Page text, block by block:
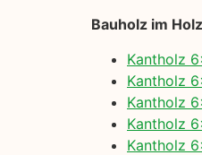
Bauholz im
Kantholz
Kantholz
Kantholz
Kantholz
Kantholz